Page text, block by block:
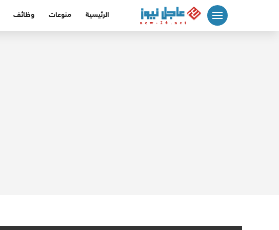
الرئيسية منوعات وظائف